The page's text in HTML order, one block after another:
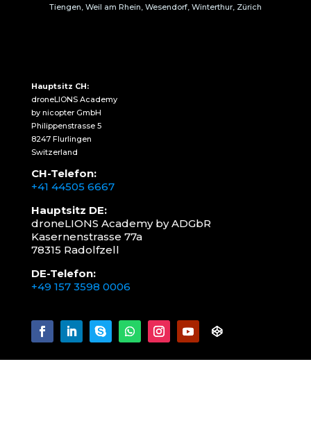
Tiengen, Weil am Rhein, Wesendorf, Winterthur, Zürich
Hauptsitz CH:
droneLIONS Academy
by nicopter GmbH
Philippenstrasse 5
8247 Flurlingen
Switzerland
CH-Telefon:
+41 44505 6667
Hauptsitz DE:
droneLIONS Academy by ADGbR
Kasernenstrasse 77a
78315 Radolfzell
DE-Telefon:
+49 157 3598 0006